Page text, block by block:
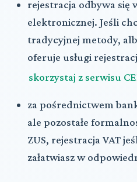
rejestracja odbywa się
elektronicznej. Jeśli
tradycyjnej metody,
oferuje usługi
skorzystaj z serwisu
za pośrednictwem
ale pozostałe
ZUS, rejestracja VAT
załatwiasz w